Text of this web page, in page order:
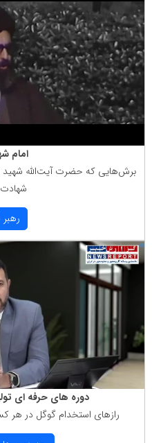
امام
برش‌هایی كه حضرت آیت‌الله شهید
شهادت
دوره های حرفه ای
رازهای استخدام گوگل در هر